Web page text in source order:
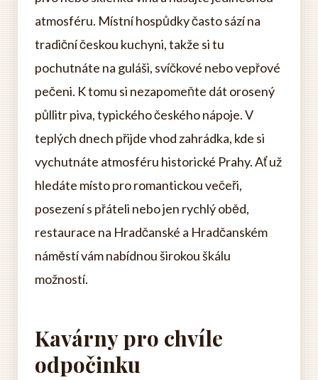
atmosféru. Místní hospůdky často sází na
tradiční českou kuchyni, takže si tu
pochutnáte na guláši, svíčkové nebo vepřové
pečeni. K tomu si nezapomeňte dát orosený
půllitr piva, typického českého nápoje. V
teplých dnech přijde vhod zahrádka, kde si
vychutnáte atmosféru historické Prahy. Ať už
hledáte místo pro romantickou večeři,
posezení s přáteli nebo jen rychlý oběd,
restaurace na Hradčanské a Hradčanském
náměstí vám nabídnou širokou škálu
možností.
Kavárny pro chvíle
odpočinku